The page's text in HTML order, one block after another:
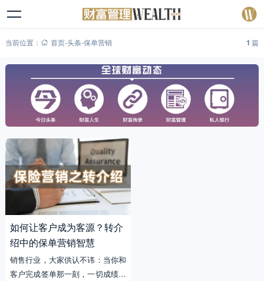
当前位置： 首页-头条-保单营销 1 篇
如何让客户成为客源？转介
绍中的保单营销智慧
销售行业，大家供认不讳：当你和
客户完成签单那一刻，一切成绩也